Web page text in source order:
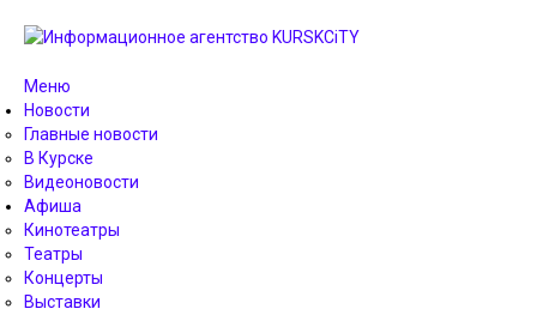
Меню
Новости
Главные новости
В Курске
Видеоновости
Афиша
Кинотеатры
Театры
Концерты
Выставки